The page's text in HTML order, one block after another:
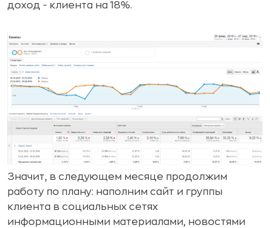
доход - клиента на 18%.
Значит, в следующем месяце продолжим
работу по плану: наполним сайт и группы
клиента в социальных сетях
информационными материалами, новостями